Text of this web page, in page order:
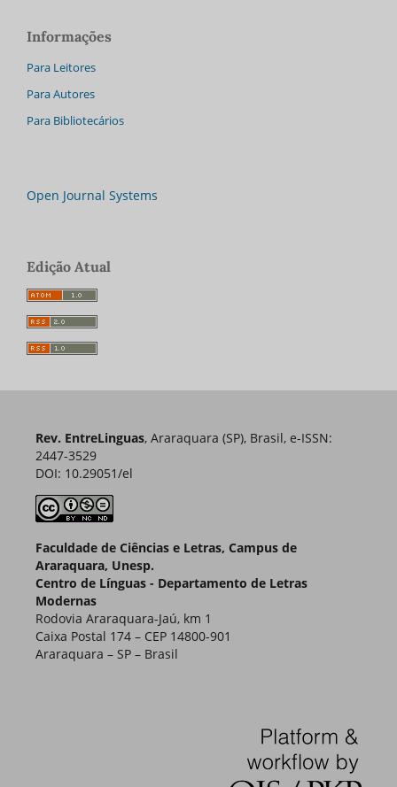
Informações
Para Leitores
Para Autores
Para Bibliotecários
Open Journal Systems
Edição Atual
Rev. EntreLinguas, Araraquara (SP), Brasil, e-ISSN:
2447-3529
DOI: 10.29051/el
Faculdade de Ciências e Letras, Campus de
Araraquara, Unesp.
Centro de Línguas - Departamento de Letras
Modernas
Rodovia Araraquara-Jaú, km 1
Caixa Postal 174 – CEP 14800-901
Araraquara – SP – Brasil